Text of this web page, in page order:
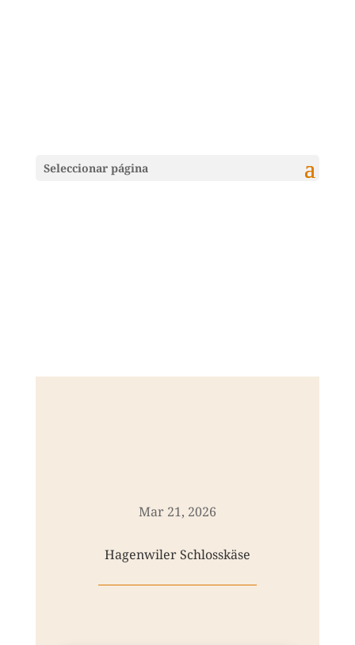
Seleccionar página
Mar 21, 2026
Hagenwiler Schlosskäse